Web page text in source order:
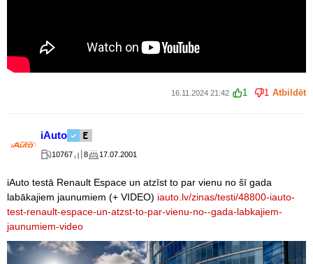
16.11.2024 21:42 1 1 Atbildēt
iAuto
10767 8 17.07.2001
iAuto testā Renault Espace un atzīst to par vienu no šī gada
labākajiem jaunumiem (+ VIDEO) iauto.lv/zinas/testi/48800-iauto-
test-renault-espace-un-atzst-to-par-vienu-no--gada-labkajiem-
jaunumiem-video